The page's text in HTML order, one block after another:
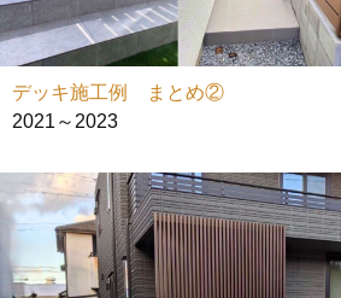
デッキ施工例 まとめ②
2021～2023